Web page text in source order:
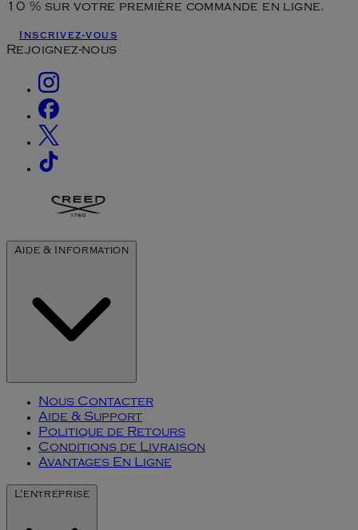
10 % sur votre première commande en ligne.
Inscrivez-vous
Rejoignez-nous
Aide & Information
Nous Contacter
Aide & Support
Politique de Retours
Conditions de Livraison
Avantages En Ligne
L'entreprise